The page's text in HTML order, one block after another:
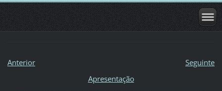
Anterior
Seguinte
Apresentação